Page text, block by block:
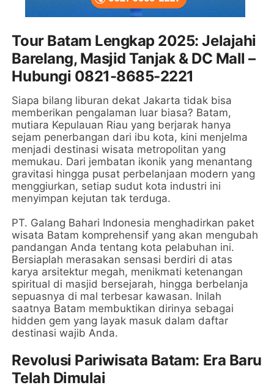
Tour Batam Lengkap 2025: Jelajahi
Barelang, Masjid Tanjak & DC Mall –
Hubungi 0821-8685-2221
Siapa bilang liburan dekat Jakarta tidak bisa
memberikan pengalaman luar biasa? Batam,
mutiara Kepulauan Riau yang berjarak hanya
sejam penerbangan dari ibu kota, kini menjelma
menjadi destinasi wisata metropolitan yang
memukau. Dari jembatan ikonik yang menantang
gravitasi hingga pusat perbelanjaan modern yang
menggiurkan, setiap sudut kota industri ini
menyimpan kejutan tak terduga.
PT. Galang Bahari Indonesia menghadirkan paket
wisata Batam komprehensif yang akan mengubah
pandangan Anda tentang kota pelabuhan ini.
Bersiaplah merasakan sensasi berdiri di atas
karya arsitektur megah, menikmati ketenangan
spiritual di masjid bersejarah, hingga berbelanja
sepuasnya di mal terbesar kawasan. Inilah
saatnya Batam membuktikan dirinya sebagai
hidden gem yang layak masuk dalam daftar
destinasi wajib Anda.
Revolusi Pariwisata Batam: Era Baru
Telah Dimulai